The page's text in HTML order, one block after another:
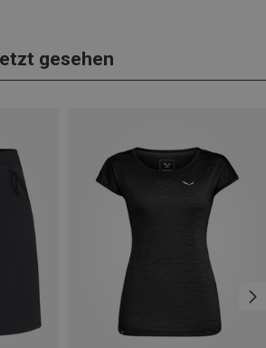
gesehen